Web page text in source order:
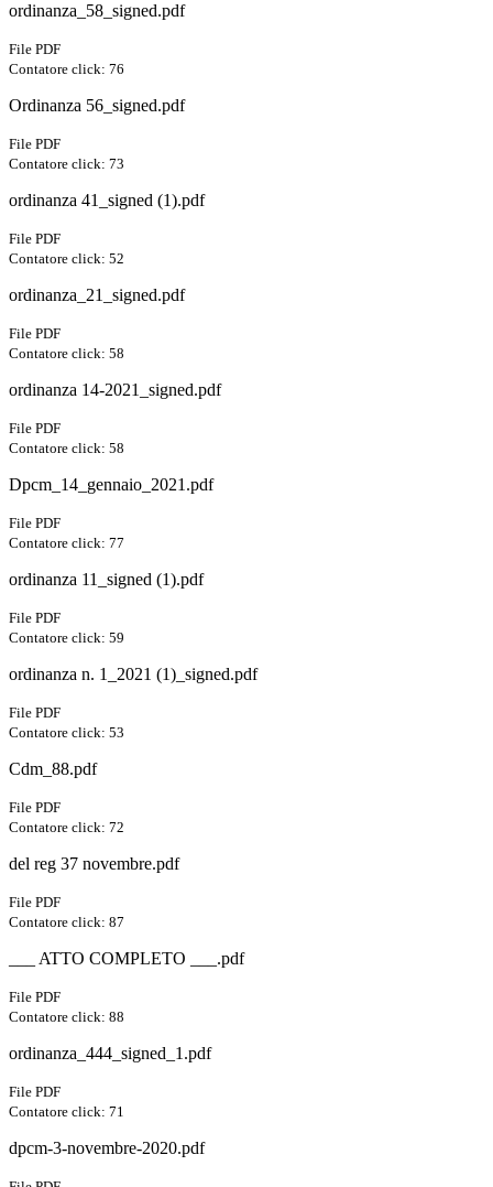
ordinanza_58_signed.pdf
File PDF
Contatore click: 76
Ordinanza 56_signed.pdf
File PDF
Contatore click: 73
ordinanza 41_signed (1).pdf
File PDF
Contatore click: 52
ordinanza_21_signed.pdf
File PDF
Contatore click: 58
ordinanza 14-2021_signed.pdf
File PDF
Contatore click: 58
Dpcm_14_gennaio_2021.pdf
File PDF
Contatore click: 77
ordinanza 11_signed (1).pdf
File PDF
Contatore click: 59
ordinanza n. 1_2021 (1)_signed.pdf
File PDF
Contatore click: 53
Cdm_88.pdf
File PDF
Contatore click: 72
del reg 37 novembre.pdf
File PDF
Contatore click: 87
___ ATTO COMPLETO ___.pdf
File PDF
Contatore click: 88
ordinanza_444_signed_1.pdf
File PDF
Contatore click: 71
dpcm-3-novembre-2020.pdf